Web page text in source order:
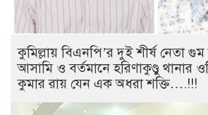
কুমিল্লায় বিএনপি’র দুই শীর্ষ নেতা
আসামি ও বর্তমানে হরিণাকুণ্ডু থানার
কুমার রায় যেন এক অধরা শক্তি….!!!